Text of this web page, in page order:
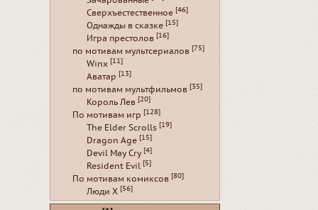
Сверхъестественное [46]
Однажды в сказке [15]
Игра престолов [16]
по мотивам мультсериалов [75]
Winx [11]
Аватар [13]
по мотивам мультфильмов [35]
Король Лев [20]
По мотивам игр [128]
The Elder Scrolls [19]
Dragon Age [15]
Devil May Cry [4]
Resident Evil [5]
По мотивам комиксов [80]
Люди Х [56]